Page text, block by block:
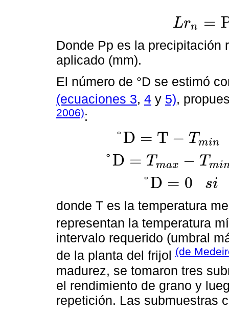
Lrn =
Lrn=Pp r
Donde Pp es la precipitación
aplicado (mm).
El número de °D se estimó
(ecuaciones 3, 4 y 5),
2006):
°D = T − T min
=T-T min si < Tm ax ;
°D = T max − T mi
=Tm ax-T min si T≥ Tma x;
°D = 0 si
D=0 si T Tm ;
donde T es la temperatura
representan la temperatura
intervalo requerido (umbral
de la planta del frijol (de
madurez, se tomaron tres
el rendimiento de grano y
repetición. Las submuestras